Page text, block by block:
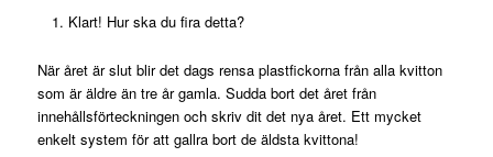
Klart! Hur ska du fira detta?
När året är slut blir det dags rensa plastfickorna från alla kvitton
som är äldre än tre år gamla. Sudda bort det året från
innehållsförteckningen och skriv dit det nya året. Ett mycket
enkelt system för att gallra bort de äldsta kvittona!